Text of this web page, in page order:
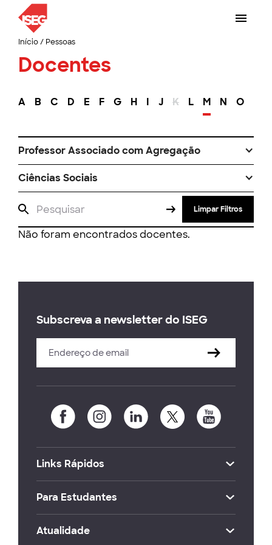
Início/ Pessoas
Docentes
A B C D E F G H I J K L M N O
Professor Associado com Agregação
Ciências Sociais
Limpar Filtros
Não foram encontrados docentes.
Subscreva a newsletter do ISEG
Links Rápidos
Para Estudantes
Atualidade